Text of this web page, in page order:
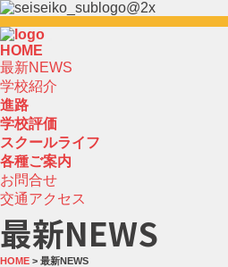
HOME
最新NEWS
学校紹介
進路
学校評価
スクールライフ
各種ご案内
お問合せ
交通アクセス
最新NEWS
HOME > 最新NEWS